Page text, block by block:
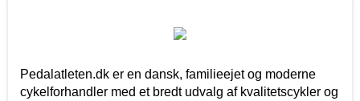
Pedalatleten.dk er en dansk, familieejet og moderne
cykelforhandler med et bredt udvalg af kvalitetscykler og